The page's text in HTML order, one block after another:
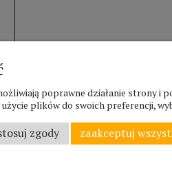
poprawne działanie strony
plików do swoich preferencji,
zgody zaakceptuj